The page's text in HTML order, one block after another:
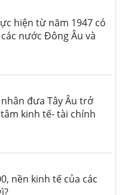
hiện từ năm 1947 có
nước Đông Âu và
đưa Tây Âu trở
kinh tế- tài chính
nền kinh tế của các